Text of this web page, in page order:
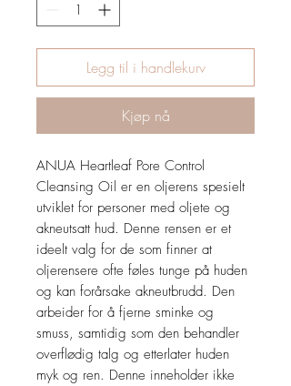
Legg til i handlekurv
Kjøp nå
ANUA Heartleaf Pore Control
Cleansing Oil er en oljerens spesielt
utviklet for personer med oljete og
akneutsatt hud. Denne rensen er et
ideelt valg for de som finner at
oljerensere ofte føles tunge på huden
og kan forårsake akneutbrudd. Den
arbeider for å fjerne sminke og
smuss, samtidig som den behandler
overflødig talg og etterlater huden
myk og ren. Denne inneholder ikke